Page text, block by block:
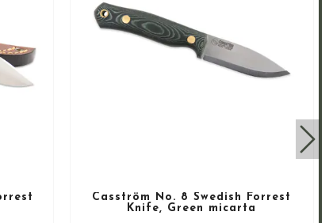
Casström No. 8 Swedish Forrest
Knife, Green micarta